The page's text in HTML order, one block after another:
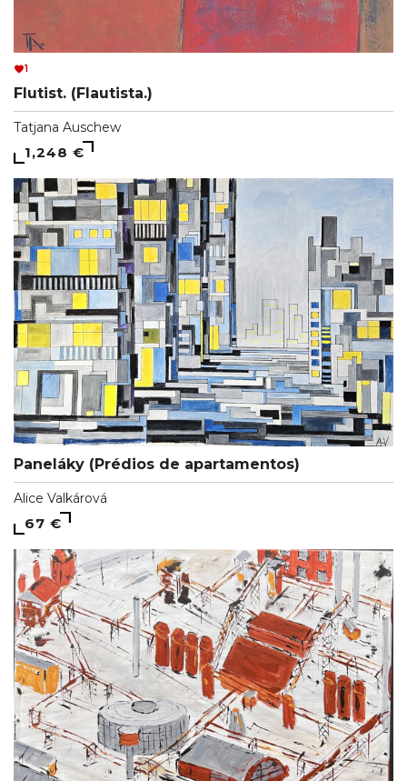
1
Flutist. (Flautista.)
Tatjana Auschew
1,248 €
Paneláky (Prédios de apartamentos)
Alice Valkárová
67 €